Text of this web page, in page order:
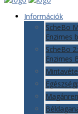
Információk
ScheBo
Enzimes
ScheBo
Enzimes